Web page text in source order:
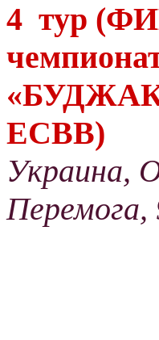
4 тур
ЕСВВ)
Украина,
Перемога,